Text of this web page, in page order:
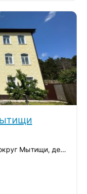
Московская область, городской округ Мытищи, деревня Ульянково, ул. Окольная